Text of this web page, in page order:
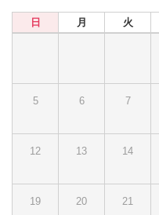
日 月 火
5 6 7
12 13 14
19 20 21